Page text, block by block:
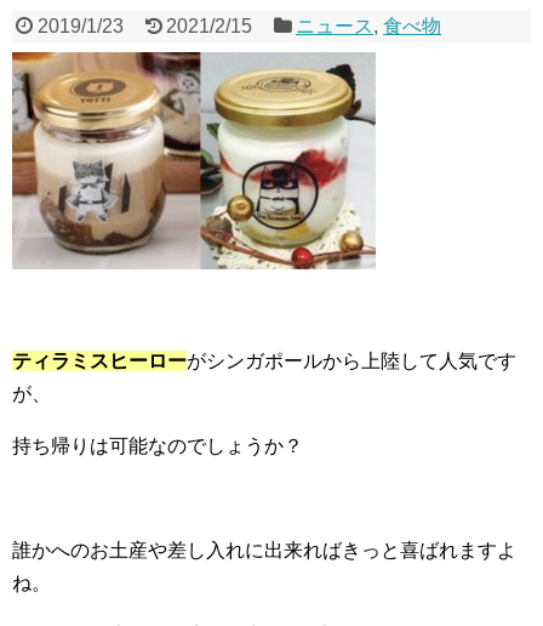
2019/1/23 2021/2/15 ニュース,食べ物
ティラミスヒーローがシンガポールから上陸して人気です
が、
持ち帰りは可能なのでしょうか？
誰かへのお土産や差し入れに出来ればきっと喜ばれますよ
ね。